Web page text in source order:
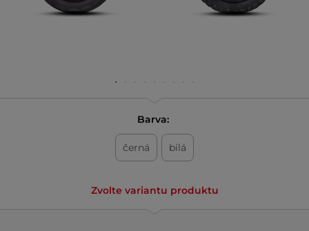
Barva:
černá bílá
Zvolte variantu produktu